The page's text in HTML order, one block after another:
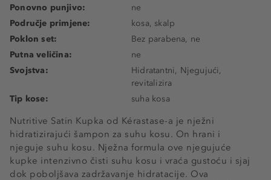
Nutritive Satin Kupka od Kérastase-a je nježni
hidratizirajući šampon za suhu kosu. On hrani i
njeguje suhu kosu. Nježna formula ove njegujuće
kupke intenzivno čisti suhu kosu i vraća gustoću i sjaj
dok poboljšava zadržavanje hidratacije. Ova
Ponovno punjivo:
ne
Područje primjene:
kosa, skalp
Poklon set:
Bez parabena, ne
Putna veličina:
ne
Svojstva:
Hidratantni, Njegujući,
revitalizira
Tip kose:
suha kosa